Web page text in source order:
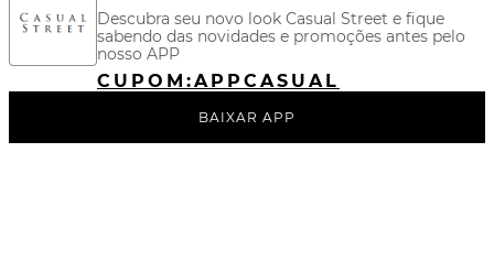
Descubra seu novo look Casual Street e fique
sabendo das novidades e promoções antes pelo
nosso APP
CUPOM:APPCASUAL
BAIXAR APP